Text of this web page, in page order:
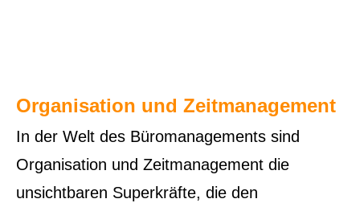
Organisation und Zeitmanagement
In der Welt des Büromanagements sind
Organisation und Zeitmanagement die
unsichtbaren Superkräfte, die den